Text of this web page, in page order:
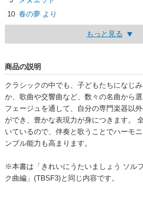
10 春の夢 より
もっと見る
商品の説明
クラシックの中でも、子どもたちになじ
か、歌曲や交響曲など、数々の名曲から
フェージュを通して、自分の専門楽器以
ができ、豊かな表現力が身につきます。
いているので、伴奏と歌うことでハーモ
ンブル能力も高まります。
※本書は「きれいにうたいましょう ソル
ク曲編」(TBSF3)と同じ内容です。